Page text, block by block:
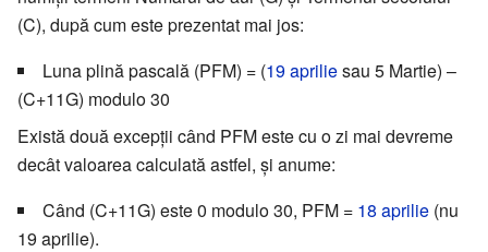
(C), după cum este prezentat mai jos:
Luna plină pascală (PFM) = (19 apriliesau 5 Martie) –
(C+11G) modulo 30
Există două excepții când PFM este cu o zi mai devreme
decât valoarea calculată astfel, și anume:
Când (C+11G) este 0 modulo 30, PFM = 18 aprilie (nu
19 aprilie).